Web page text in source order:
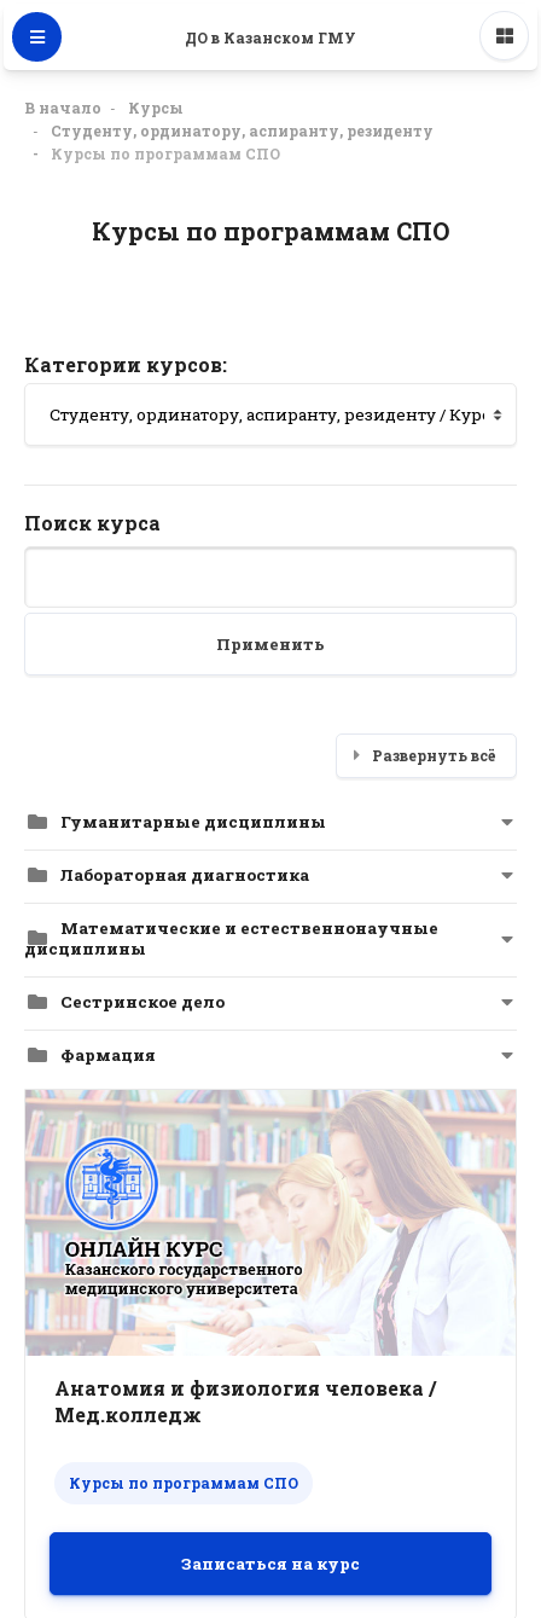
ДО в Казанском ГМУ
В начало
Курсы
Студенту, ординатору, аспиранту, резиденту
Курсы по программам СПО
Курсы по программам СПО
Категории курсов:
Поиск курса
Применить
Развернуть всё
Гуманитарные дисциплины
Лабораторная диагностика
Математические и естественнонаучные
дисциплины
Сестринское дело
Фармация
Анатомия и физиология человека /
Мед.колледж
Курсы по программам СПО
Записаться на курс